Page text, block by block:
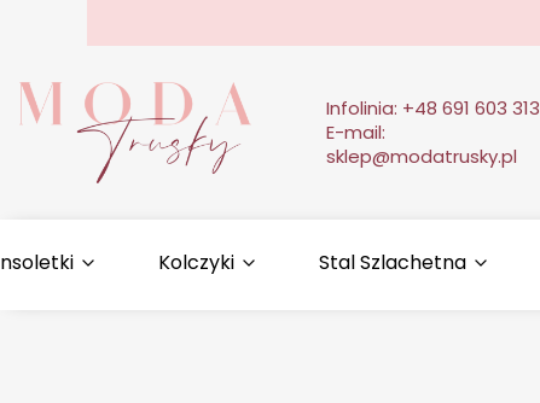
Infolinia: +48 691 603 313
E-mail:
sklep@modatrusky.pl
Kolczyki Stal Szlachetna